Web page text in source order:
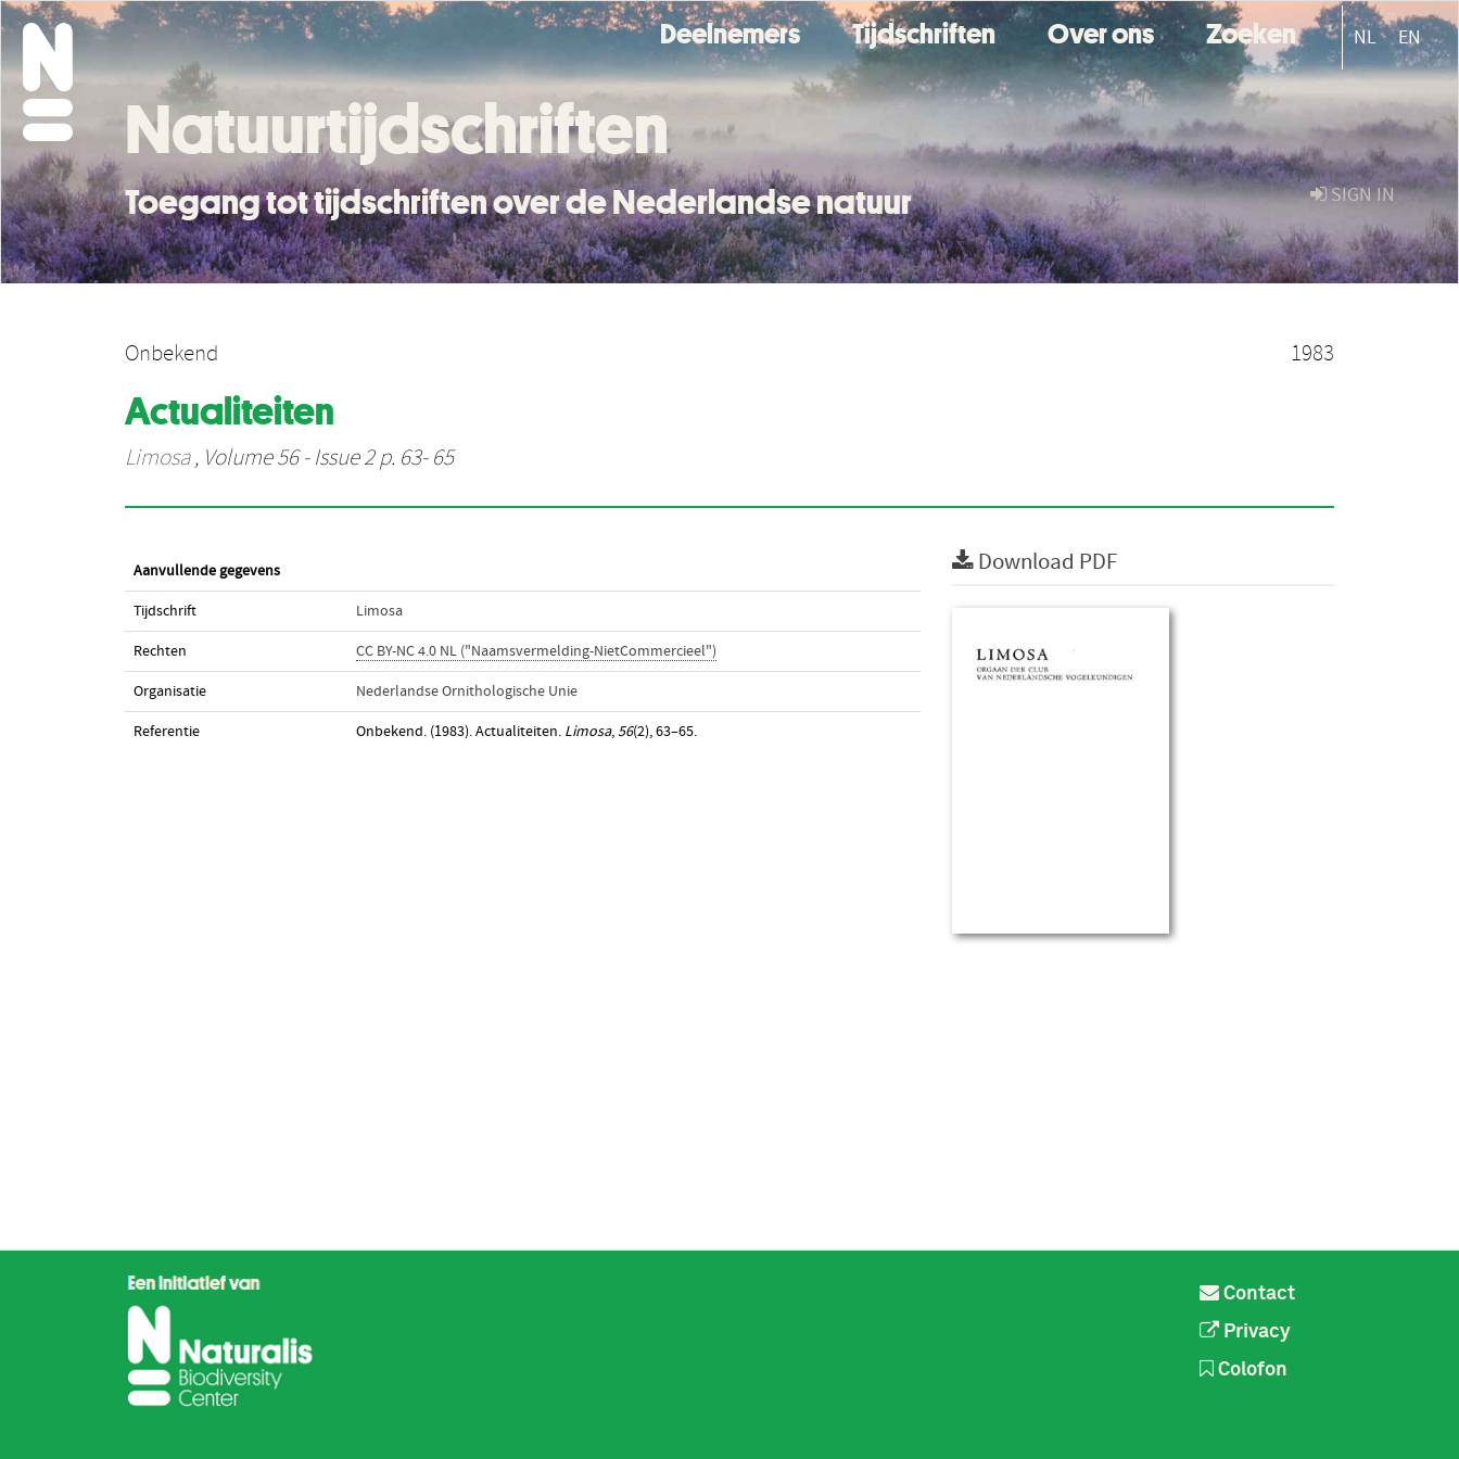
Deelnemers Tijdschriften Over ons Zoeken NL EN
SIGN IN
Natuurtijdschriften
Toegang tot tijdschriften over de Nederlandse natuur
Onbekend 1983
Actualiteiten
Limosa, Volume 56 - Issue 2 p. 63- 65
Aanvullende gegevens
Tijdschrift Limosa
Rechten CC BY-NC 4.0 NL ("Naamsvermelding-NietCommercieel")
Organisatie Nederlandse Ornithologische Unie
Referentie Onbekend. (1983). Actualiteiten. Limosa,56(2), 63–65.
Download PDF
Contact
Privacy
Colofon